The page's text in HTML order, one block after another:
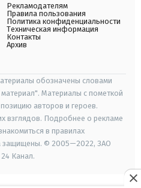
Рекламодателям
Правила пользования
Политика конфиденциальности
Техническая информация
Контакты
Архив
обозначены словами
Материалы с пометкой
авторов и героев.
взглядов. Подробнее о рекламе
в правилах
защищены. © 2005—2022, ЗАО
Канал.